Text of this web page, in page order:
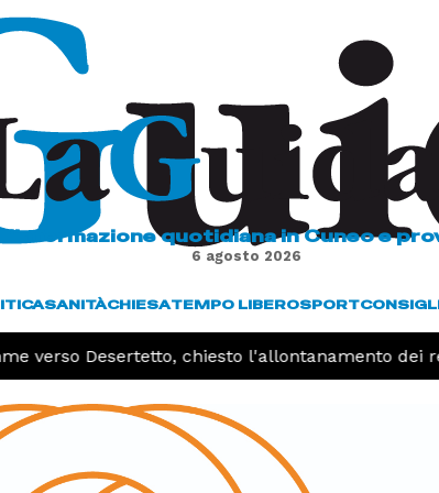
L'informazione quotidiana in Cuneo e
6 agosto 2026
SANITÀCHIESATEMPO LIBEROSPORT
verso Desertetto, chiesto l'allontanamento dei